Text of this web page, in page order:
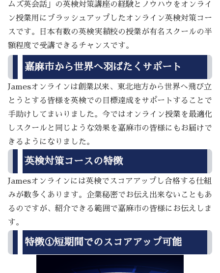
ムズ英会話」の英検対策講座の経験とノウハウをオンライ
ン授業用にブラッシュアップしたオンライン英検対策コー
スです。日本有数の英検実績校の授業が有名スクールの半
額程度で受講できるチャンスです。
嘉麻市から世界へ羽ばたくサポート
Jamesオンラインは創業以来、東北地方から世界へ飛び立
とうとする皆様を英検での目標達成をサポートすることで
手助けしてまいりました。今ではオンライン授業を最適化
しスクールと同じような効果を嘉麻市の皆様にもお届けで
きるようになりました。
英検対策コースの特徴
Jamesオンラインには英検でスコアアップし合格する仕組
みが数多くあります。企業秘密でお伝え出来ないこともあ
るのですが、紹介できる範囲で嘉麻市の皆様にお伝えしま
す。
特徴①短期間でのスコアアップ可能